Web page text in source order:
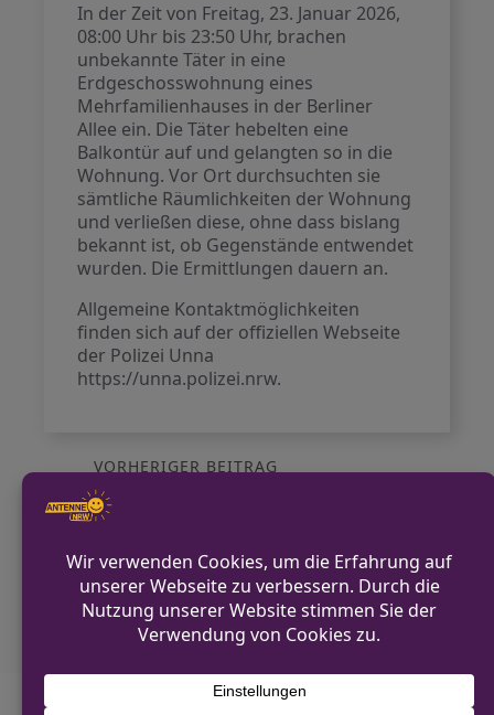
In der Zeit von Freitag, 23. Januar 2026,
08:00 Uhr bis 23:50 Uhr, brachen
unbekannte Täter in eine
Erdgeschosswohnung eines
Mehrfamilienhauses in der Berliner
Allee ein. Die Täter hebelten eine
Balkontür auf und gelangten so in die
Wohnung. Vor Ort durchsuchten sie
sämtliche Räumlichkeiten der Wohnung
und verließen diese, ohne dass bislang
bekannt ist, ob Gegenstände entwendet
wurden. Die Ermittlungen dauern an.
Allgemeine Kontaktmöglichkeiten
finden sich auf der offiziellen Webseite
der Polizei Unna
https://unna.polizei.nrw.
VORHERIGER BEITRAG
Wildunfall auf der A1: Wildschweinrotte
kreuzt Autobahn
Eine leichtverletzte Person bei Auffahrunfall
in Hattingen